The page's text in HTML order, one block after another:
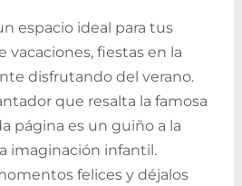
espacio ideal para tus
vacaciones, fiestas en la
disfrutando del verano.
que resalta la famosa
página es un guiño a la
imaginación infantil.
felices y déjalos